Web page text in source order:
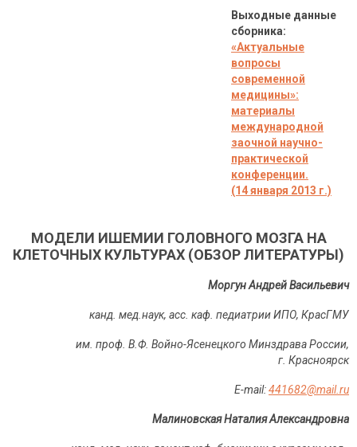
Выходные данные
сборника:
«Актуальные
вопросы
современной
медицины»:
материалы
международной
заочной научно-
практической
конференции.
(14 января 2013 г.)
МОДЕЛИ ИШЕМИИ ГОЛОВНОГО МОЗГА НА
КЛЕТОЧНЫХ КУЛЬТУРАХ (ОБЗОР ЛИТЕРАТУРЫ)
Моргун Андрей Васильевич
канд. мед.наук, асс. каф. педиатрии ИПО, КрасГМУ
им. проф. В.Ф. Войно-Ясенецкого Минздрава России,
г. Красноярск
Е-mail:441682@mail.ru
Малиновская Наталия Александровна